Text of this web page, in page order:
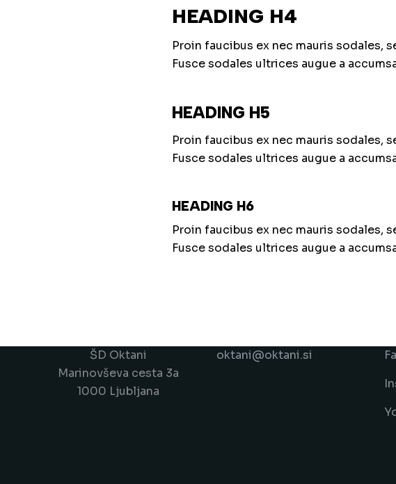
HEADING H4
Proin faucibus ex nec mauris sodales,
Fusce sodales ultrices augue a
HEADING H5
Proin faucibus ex nec mauris sodales,
Fusce sodales ultrices augue a
HEADING H6
Proin faucibus ex nec mauris sodales,
Fusce sodales ultrices augue a
ŠD Oktani
Marinovševa cesta 3a
1000 Ljubljana
oktani@oktani.si